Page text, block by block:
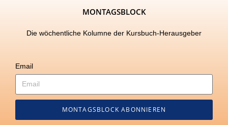
MONTAGSBLOCK
Die wöchentliche Kolumne der Kursbuch-Herausgeber
Email
MONTAGSBLOCK ABONNIEREN